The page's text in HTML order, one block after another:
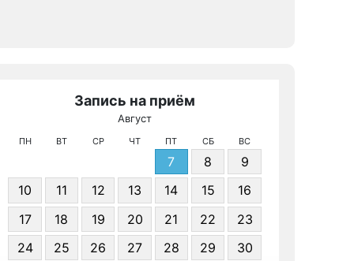
Запись на приём
Август
ПН ВТ СР ЧТ ПТ СБ ВС
7 8
9
10
11 12 13 14 15
16
17
18 19 20 21 22
23
24
25 26 27 28 29 30